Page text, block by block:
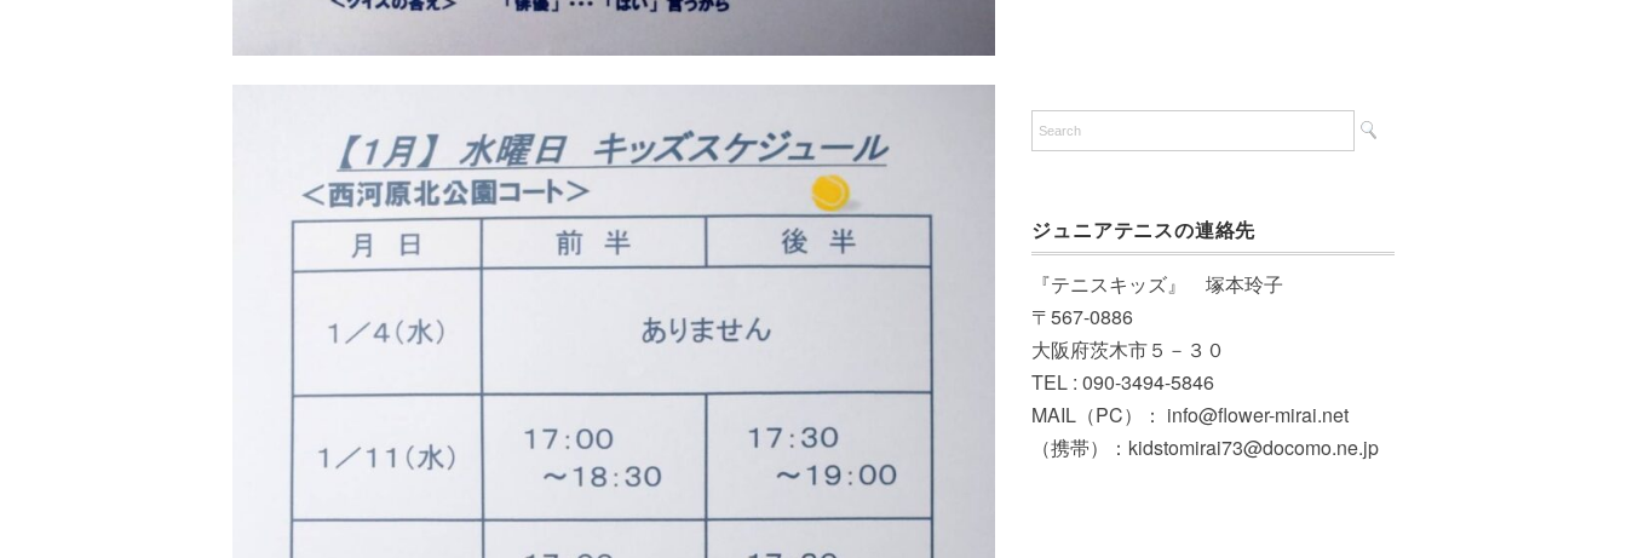
ジュニアテニスの連絡先
『テニスキッズ』 塚本玲子
〒567-0886
大阪府茨木市５－３０
TEL : 090-3494-5846
MAIL（PC）： info@flower-mirai.net
（携帯）：kidstomirai73@docomo.ne.jp